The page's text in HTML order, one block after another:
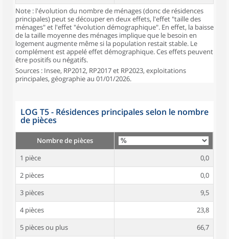
Note : l'évolution du nombre de ménages (donc de résidences
principales) peut se découper en deux effets, l'effet "taille des
ménages" et l'effet "évolution démographique". En effet, la baisse
de la taille moyenne des ménages implique que le besoin en
logement augmente même si la population restait stable. Le
complément est appelé effet démographique. Ces effets peuvent
être positifs ou négatifs.
Sources : Insee, RP2012, RP2017 et RP2023, exploitations
principales, géographie au 01/01/2026.
LOG T5 - Résidences principales selon le nombre
de pièces
Nombre de pièces
1 pièce
0,0
2 pièces
0,0
3 pièces
9,5
4 pièces
23,8
5 pièces ou plus
66,7